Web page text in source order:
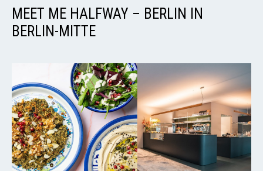
MEET ME HALFWAY – BERLIN IN
BERLIN-MITTE